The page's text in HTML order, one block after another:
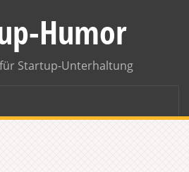
Humor
Startup-Unterhaltung